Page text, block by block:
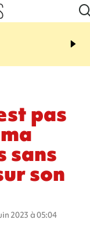
mineurs - un courrier
pas
sans
son
2023 à 05:04